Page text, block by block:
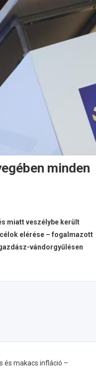
minden
miatt veszélybe került
elérése – fogalmazott
vándorgyűlésen
és makacs infláció –